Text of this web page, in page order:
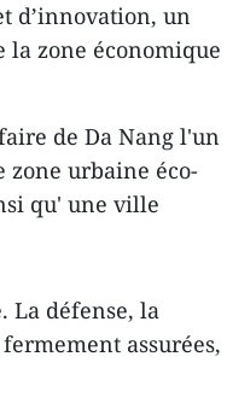
d’innovation, un
la zone économique
de Da Nang l'un
zone urbaine éco-
qu' une ville
La défense, la
assurées,